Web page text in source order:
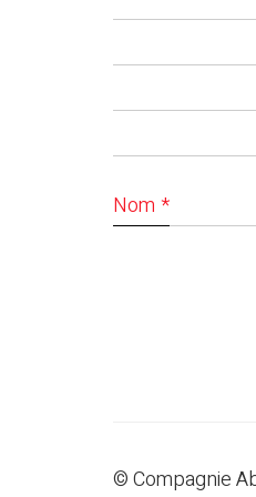
Nom *
© Compagnie